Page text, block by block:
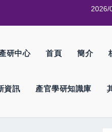
2026/
研中心 首頁 簡介
資訊 產官學研知識庫